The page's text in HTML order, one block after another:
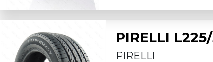
PIRELLI
PIRELLI